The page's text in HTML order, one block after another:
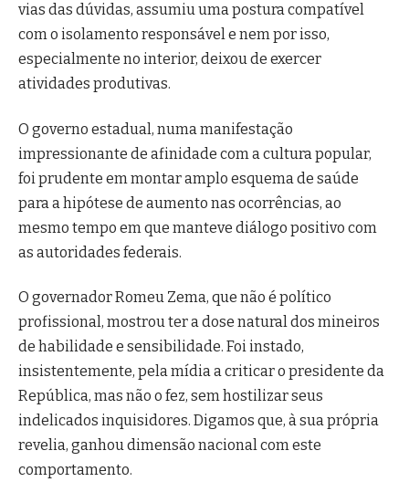
vias das dúvidas, assumiu uma postura compatível
com o isolamento responsável e nem por isso,
especialmente no interior, deixou de exercer
atividades produtivas.
O governo estadual, numa manifestação
impressionante de afinidade com a cultura popular,
foi prudente em montar amplo esquema de saúde
para a hipótese de aumento nas ocorrências, ao
mesmo tempo em que manteve diálogo positivo com
as autoridades federais.
O governador Romeu Zema, que não é político
profissional, mostrou ter a dose natural dos mineiros
de habilidade e sensibilidade. Foi instado,
insistentemente, pela mídia a criticar o presidente da
República, mas não o fez, sem hostilizar seus
indelicados inquisidores. Digamos que, à sua própria
revelia, ganhou dimensão nacional com este
comportamento.